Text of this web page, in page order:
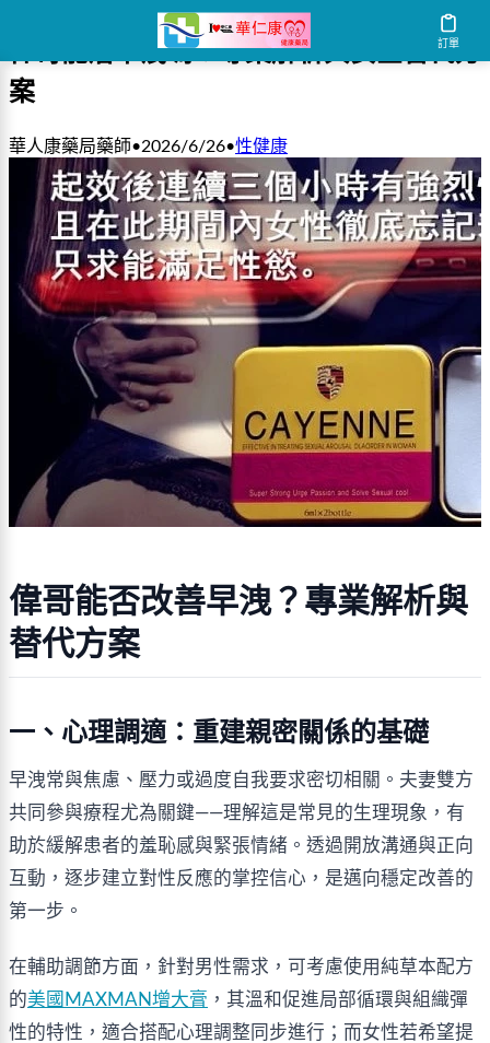
訂單
偉哥能治早洩嗎？專業解析與安全替代方
案
華人康藥局藥師•2026/6/26•性健康
偉哥能否改善早洩？專業解析與
替代方案
一、心理調適：重建親密關係的基礎
早洩常與焦慮、壓力或過度自我要求密切相關。夫妻雙方
共同參與療程尤為關鍵——理解這是常見的生理現象，有
助於緩解患者的羞恥感與緊張情緒。透過開放溝通與正向
互動，逐步建立對性反應的掌控信心，是邁向穩定改善的
第一步。
在輔助調節方面，針對男性需求，可考慮使用純草本配方
的美國MAXMAN增大膏 ，其溫和促進局部循環與組織彈
性的特性，適合搭配心理調整同步進行；而女性若希望提